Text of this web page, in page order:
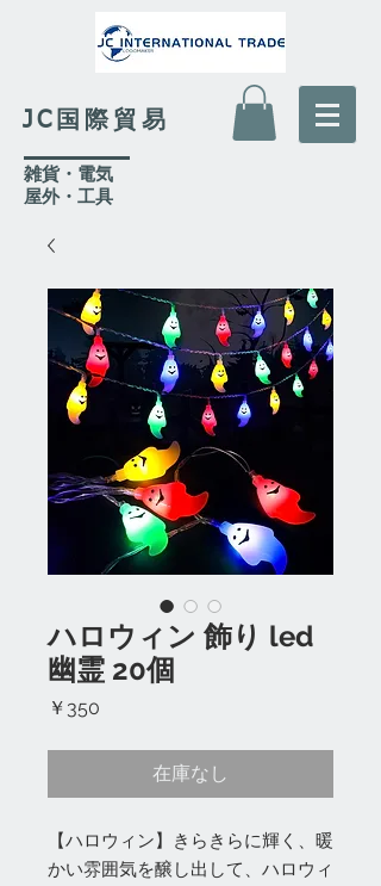
JC国際貿易
​雑貨・電気
​屋外・工具
ハロウィン 飾り led
幽霊 20個
￥350
在庫なし
【ハロウィン】きらきらに輝く、暖
かい雰囲気を醸し出して、ハロウィ